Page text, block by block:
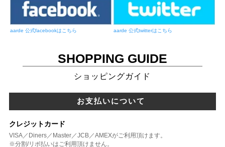
aarde 公式facebookはこちら aarde 公式twitterはこちら
SHOPPING GUIDE
ショッピングガイド
お支払いについて
クレジットカード
VISA／Diners／Master／JCB／AMEXがご利用頂けます。
※分割/リボ払いはご利用頂けません。